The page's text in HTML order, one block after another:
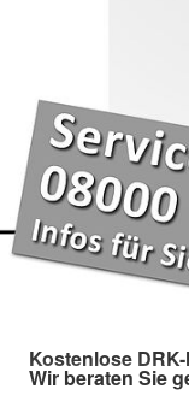
Kostenlose
Wir beraten Sie